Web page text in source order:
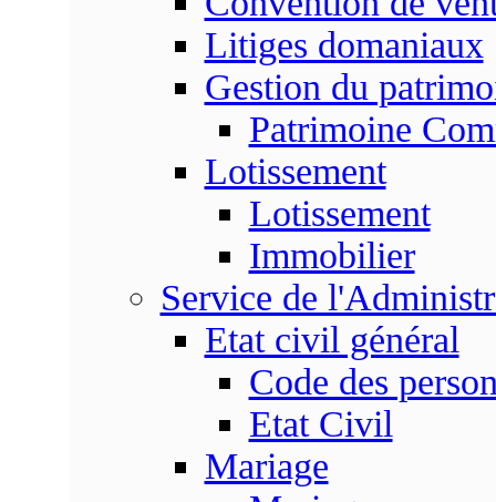
Litiges domaniaux
Gestion du
Patrimoine
Lotissement
Lotissement
Immobilier
Service de
Etat civil général
Code des
Etat Civil
Mariage